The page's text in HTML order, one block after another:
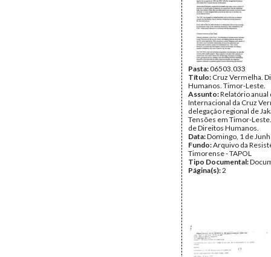
Pasta:06503.033
Título: Cruz Vermelha.
Humanos. Timor-Leste.
Assunto:Relatório anual
Internacional da Cruz
delegação regional de
Tensões em Timor-
de Direitos Humanos.
Data:Domingo, 1 de
Fundo:Arquivo da
Timorense - TAPOL
Tipo Documental:
Página(s):2